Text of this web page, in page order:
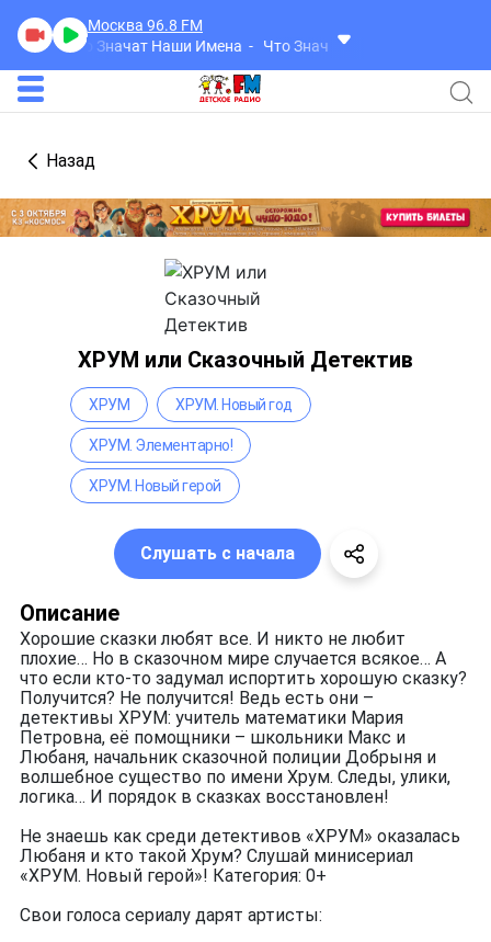
Москва 96.8 FM
Что Значат Наши Имена
Что Значат Наши Имена
Назад
ХРУМ или Сказочный Детектив
Описание
Хорошие сказки любят все. И никто не любит
плохие… Но в сказочном мире случается всякое… А
что если кто-то задумал испортить хорошую сказку?
Получится? Не получится! Ведь есть они –
детективы ХРУМ: учитель математики Мария
Петровна, её помощники – школьники Макс и
Любаня, начальник сказочной полиции Добрыня и
волшебное существо по имени Хрум. Следы, улики,
логика… И порядок в сказках восстановлен!
Не знаешь как среди детективов «ХРУМ» оказалась
Любаня и кто такой Хрум? Слушай минисериал
«ХРУМ. Новый герой»! Категория: 0+
Свои голоса сериалу дарят артисты:
ХРУМ ХРУМ. Новый год
ХРУМ. Элементарно!
ХРУМ. Новый герой
Слушать с начала